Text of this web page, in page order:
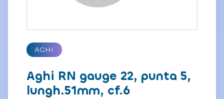
AGHI
Aghi RN gauge 22, punta 5,
lungh.51mm, cf.6